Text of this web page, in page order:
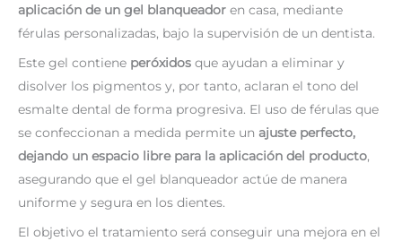
aplicación de un gel blanqueador en casa, mediante
férulas personalizadas, bajo la supervisión de un dentista.
Este gel contiene peróxidos que ayudan a eliminar y
disolver los pigmentos y, por tanto, aclaran el tono del
esmalte dental de forma progresiva. El uso de férulas que
se confeccionan a medida permite un ajuste perfecto,
dejando un espacio libre para la aplicación del producto,
asegurando que el gel blanqueador actúe de manera
uniforme y segura en los dientes.
El objetivo el tratamiento será conseguir una mejora en el